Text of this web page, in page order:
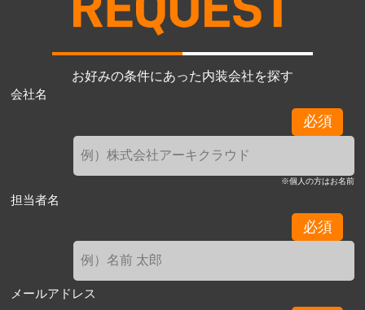
お好みの条件にあった内装会社を探す
会社名
必須
※個人の方はお名前
担当者名
必須
メールアドレス